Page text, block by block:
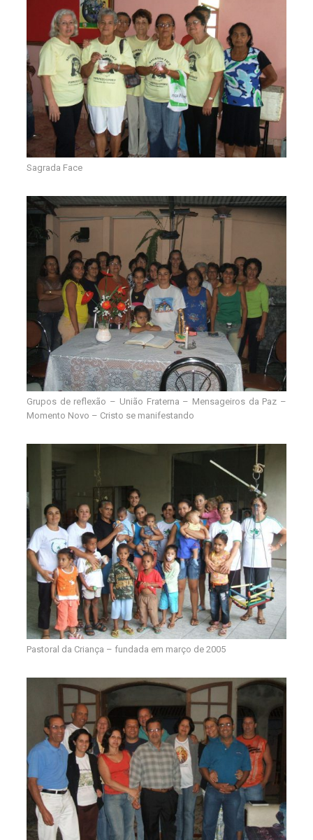
Sagrada Face
Grupos de reflexão – União Fraterna – Mensageiros da Paz –
Momento Novo – Cristo se manifestando
Pastoral da Criança – fundada em março de 2005